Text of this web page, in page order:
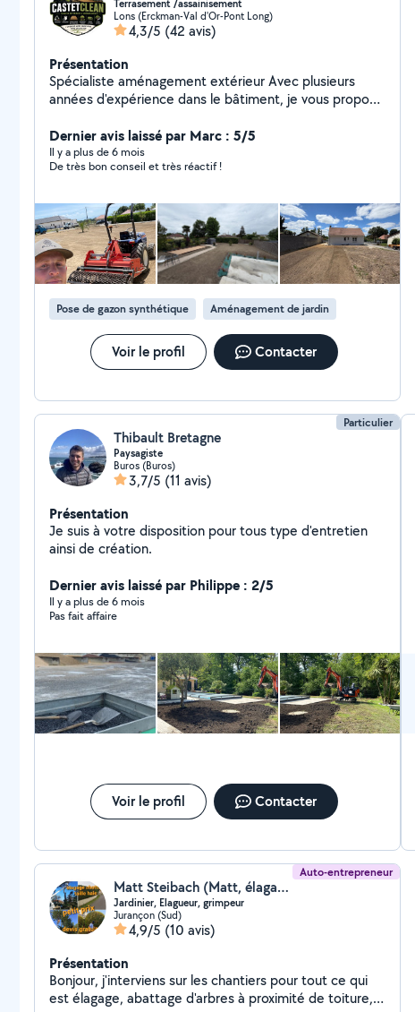
Terrasement /assainisement
Lons (Erckman-Val d'Or-Pont Long)
4,3/5 (42 avis)
Présentation
Spécialiste aménagement extérieur Avec plusieurs
années d'expérience dans le bâtiment, je vous propose
Mes prestations : Terrassement (préparation de
terrain, mise à niveau) Création de terrasse (dalles,
béton, bois) Pose de dalles extérieures Aménagement
extérieur Maçonnerie paysagère (bordures, murets,
finitions) Nettoyage toiture Nettoyage façade Travail
soigné Chantier propre Résultat durable Photos avant /
après possibles Intervention secteur 64 (Pau et
alentours) Devis rapide et conseils personnalisés
Dernier avis laissé par Marc : 5/5
Il y a plus de 6 mois
De très bon conseil et très réactif !
Pose de gazon synthétique Aménagement de jardin
Voir le profil Contacter
Particulier
Thibault Bretagne
Paysagiste
Buros (Buros)
3,7/5 (11 avis)
Présentation
Je suis à votre disposition pour tous type d'entretien
ainsi de création.
Dernier avis laissé par Philippe : 2/5
Il y a plus de 6 mois
Pas fait affaire
Voir le profil Contacter
Auto-entrepreneur
Matt Steibach (Matt, élagage, espaces verts)
Jardinier, Elagueur, grimpeur
Jurançon (Sud)
4,9/5 (10 avis)
Présentation
Bonjour, j'interviens sur les chantiers pour tout ce qui
est élagage, abattage d'arbres à proximité de toiture,